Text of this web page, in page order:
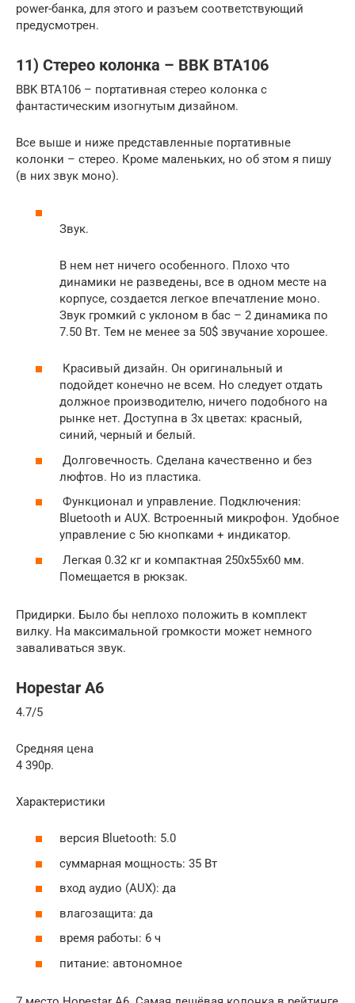
power-банка, для этого и разъем соответствующий
предусмотрен.
11) Стерео колонка – BBK BTA106
BBK BTA106 – портативная стерео колонка с
фантастическим изогнутым дизайном.
Все выше и ниже представленные портативные
колонки – стерео. Кроме маленьких, но об этом я пишу
(в них звук моно).
Звук.
В нем нет ничего особенного. Плохо что
динамики не разведены, все в одном месте на
корпусе, создается легкое впечатление моно.
Звук громкий с уклоном в бас – 2 динамика по
7.50 Вт. Тем не менее за 50$ звучание хорошее.
Красивый дизайн. Он оригинальный и
подойдет конечно не всем. Но следует отдать
должное производителю, ничего подобного на
рынке нет. Доступна в 3х цветах: красный,
синий, черный и белый.
Долговечность. Сделана качественно и без
люфтов. Но из пластика.
Функционал и управление. Подключения:
Bluetooth и AUX. Встроенный микрофон. Удобное
управление с 5ю кнопками + индикатор.
Легкая 0.32 кг и компактная 250x55x60 мм.
Помещается в рюкзак.
Придирки. Было бы неплохо положить в комплект
вилку. На максимальной громкости может немного
заваливаться звук.
Hopestar A6
4.7/5
Средняя цена
4 390р.
Характеристики
версия Bluetooth: 5.0
суммарная мощность: 35 Вт
вход аудио (AUX): да
влагозащита: да
время работы: 6 ч
питание: автономное